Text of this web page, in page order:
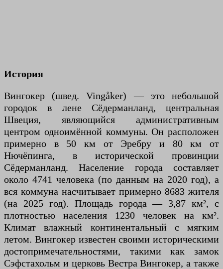
История
Вингокер (швед. Vingåker) — это небольшой
городок в лене Сёдерманланд, центральная
Швеция, являющийся административным
центром одноимённой коммуны. Он расположен
примерно в 50 км от Эребру и 80 км от
Нючёпинга, в исторической провинции
Сёдерманланд. Население города составляет
около 4741 человека (по данным на 2020 год), а
вся коммуна насчитывает примерно 8683 жителя
(на 2025 год). Площадь города — 3,87 км², с
плотностью населения 1230 человек на км².
Климат влажный континентальный с мягким
летом. Вингокер известен своими историческими
достопримечательностями, такими как замок
Сэфстахольм и церковь Вестра Вингокер, а также